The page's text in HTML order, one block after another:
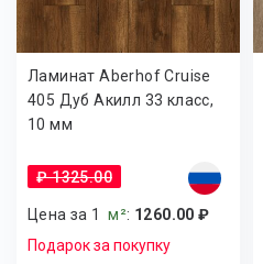
Ламинат Aberhof Cruise
405 Дуб Акилл 33 класс,
10 мм
₽ 1325.00
Цена за 1м²: 1260.00 ₽
Подарок за покупку